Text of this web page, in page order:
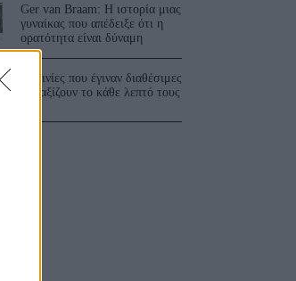
Ger van Braam: Η ιστορία μιας
γυναίκας που απέδειξε ότι η
ορατότητα είναι δύναμη
3 ταινίες που έγιναν διαθέσιμες
και αξίζουν το κάθε λεπτό τους